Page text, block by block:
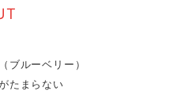
ブルーベリー）
たまらない